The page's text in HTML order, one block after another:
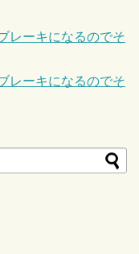
レーキになるのでそ
レーキになるのでそ